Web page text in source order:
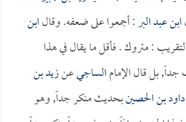
ابن عبد البر: أجمعوا على ضعفه. وقالابن
: متروك . فأقل ما يقال في هذا
بل قال الإمامالساجيعنزيد بن
داود بن الحصينبحديث منكر جداً, وهو